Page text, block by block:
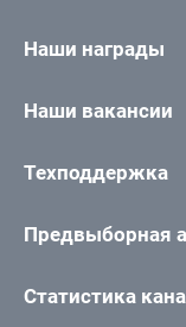
Наши награды
Наши вакансии
Техподдержка
Предвыборная
Статистика